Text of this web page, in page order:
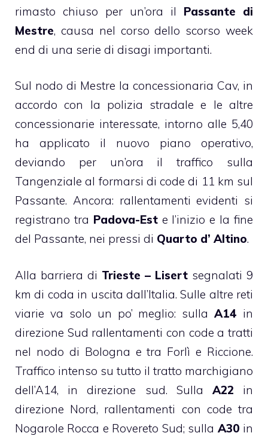
rimasto chiuso per un’ora il Passante di
Mestre, causa nel corso dello scorso week
end di una serie di disagi importanti.
Sul nodo di Mestre la concessionaria Cav, in
accordo con la polizia stradale e le altre
concessionarie interessate, intorno alle 5,40
ha applicato il nuovo piano operativo,
deviando per un’ora il traffico sulla
Tangenziale al formarsi di code di 11 km sul
Passante. Ancora: rallentamenti evidenti si
registrano tra Padova-Este l’inizio e la fine
del Passante, nei pressi di Quarto d’ Altino.
Alla barriera di Trieste – Lisert segnalati 9
km di coda in uscita dall’Italia. Sulle altre reti
viarie va solo un po’ meglio: sullaA14 in
direzione Sud rallentamenti con code a tratti
nel nodo di Bologna e tra Forlì e Riccione.
Traffico intenso su tutto il tratto marchigiano
dell’A14, in direzione sud. Sulla A22 in
direzione Nord, rallentamenti con code tra
Nogarole Rocca e Rovereto Sud; sulla A30 in